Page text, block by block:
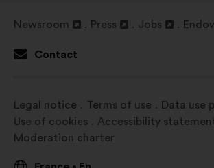
Newsroom
in
window
Press Jobs
Contact
Legal notice Terms of use
Data use
Use of cookies
Accessibility
Moderation charter
•